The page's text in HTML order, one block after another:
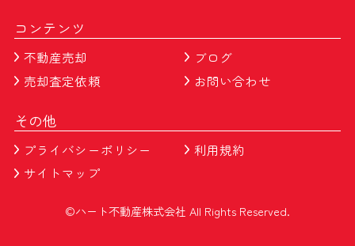
コンテンツ
不動産売却
ブログ
売却査定依頼
お問い合わせ
その他
プライバシーポリシー
利用規約
サイトマップ
©ハート不動産株式会社 All Rights Reserved.